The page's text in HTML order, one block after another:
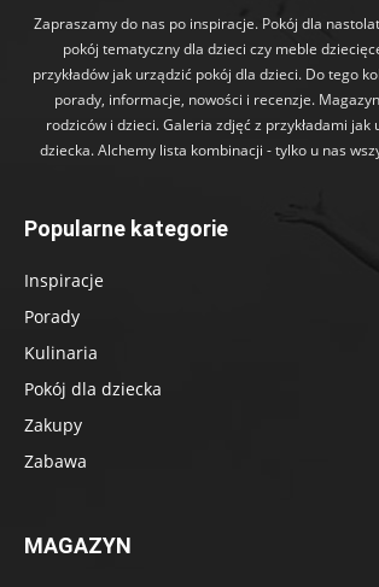
Zapraszamy do nas po inspiracje. Pokój dla
pokój tematyczny dla dzieci czy meble
przykładów jak urządzić pokój dla dzieci. Do tego
porady, informacje, nowości i recenzje.
rodziców i dzieci. Galeria zdjęć z przykładami jak
dziecka. Alchemy lista kombinacji - tylko u nas
Popularne kategorie
Inspiracje
Porady
Kulinaria
Pokój dla dziecka
Zakupy
Zabawa
MAGAZYN